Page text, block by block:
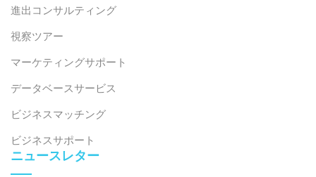
進出コンサルティング
視察ツアー
マーケティングサポート
データベースサービス
ビジネスマッチング
ビジネスサポート
ニュースレター